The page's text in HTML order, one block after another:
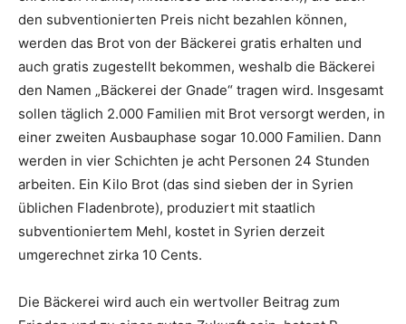
den subventionierten Preis nicht bezahlen können,
werden das Brot von der Bäckerei gratis erhalten und
auch gratis zugestellt bekommen, weshalb die Bäckerei
den Namen „Bäckerei der Gnade“ tragen wird. Insgesamt
sollen täglich 2.000 Familien mit Brot versorgt werden, in
einer zweiten Ausbauphase sogar 10.000 Familien. Dann
werden in vier Schichten je acht Personen 24 Stunden
arbeiten. Ein Kilo Brot (das sind sieben der in Syrien
üblichen Fladenbrote), produziert mit staatlich
subventioniertem Mehl, kostet in Syrien derzeit
umgerechnet zirka 10 Cents.
Die Bäckerei wird auch ein wertvoller Beitrag zum